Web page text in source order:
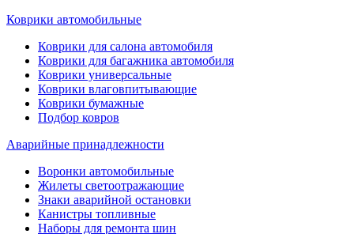
Коврики автомобильные
Коврики для салона автомобиля
Коврики для багажника автомобиля
Коврики универсальные
Коврики влаговпитывающие
Коврики бумажные
Подбор ковров
Аварийные принадлежности
Воронки автомобильные
Жилеты светоотражающие
Знаки аварийной остановки
Канистры топливные
Наборы для ремонта шин